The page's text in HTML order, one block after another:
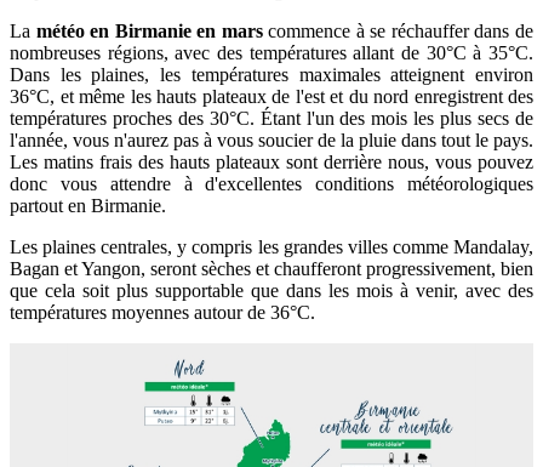
La météo en Birmanie en marscommence à se réchauffer dans de
nombreuses régions, avec des températures allant de 30°C à 35°C.
Dans les plaines, les températures maximales atteignent environ
36°C, et même les hauts plateaux de l'est et du nord enregistrent des
températures proches des 30°C. Étant l'un des mois les plus secs de
l'année, vous n'aurez pas à vous soucier de la pluie dans tout le pays.
Les matins frais des hauts plateaux sont derrière nous, vous pouvez
donc vous attendre à d'excellentes conditions météorologiques
partout en Birmanie.
Les plaines centrales, y compris les grandes villes comme Mandalay,
Bagan et Yangon, seront sèches et chaufferont progressivement, bien
que cela soit plus supportable que dans les mois à venir, avec des
températures moyennes autour de 36°C.